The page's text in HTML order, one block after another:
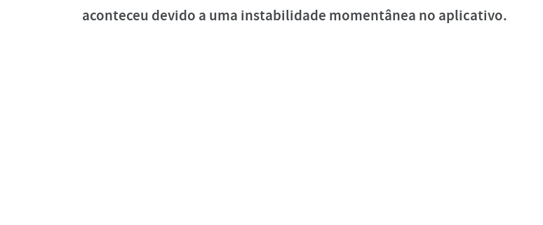
aconteceu devido a uma instabilidade momentânea no aplicativo.